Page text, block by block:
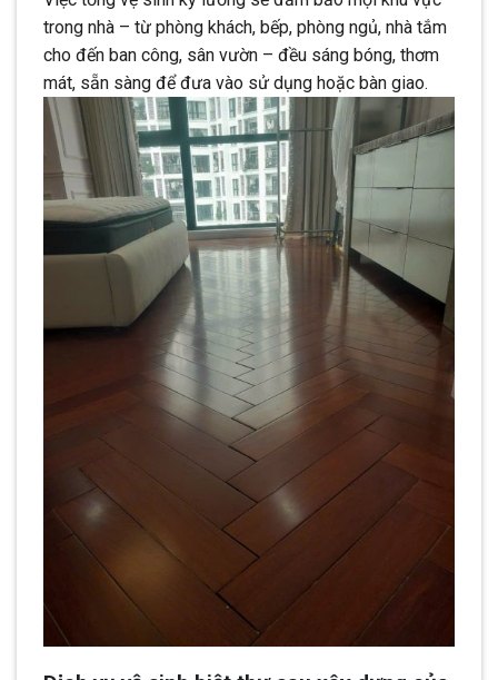
trong nhà – từ phòng khách, bếp, phòng ngủ, nhà tắm
cho đến ban công, sân vườn – đều sáng bóng, thơm
mát, sẵn sàng để đưa vào sử dụng hoặc bàn giao.